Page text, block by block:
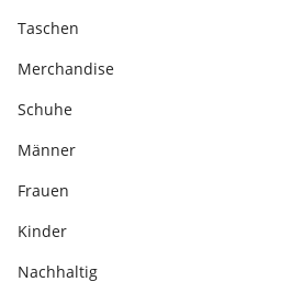
Taschen
Merchandise
Schuhe
Männer
Frauen
Kinder
Nachhaltig